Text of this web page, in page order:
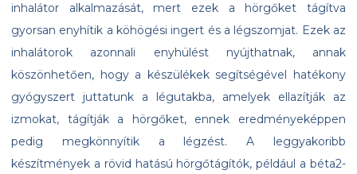
inhalátor alkalmazását, mert ezek a hörgőket tágítva
gyorsan enyhítik a köhögési ingert és a légszomjat. Ezek az
inhalátorok azonnali enyhülést nyújthatnak, annak
köszönhetően, hogy a készülékek segítségével hatékony
gyógyszert juttatunk a légutakba, amelyek ellazítják az
izmokat, tágítják a hörgőket, ennek eredményeképpen
pedig megkönnyítik a légzést. A leggyakoribb
készítmények a rövid hatású hörgőtágítók, például a béta2-